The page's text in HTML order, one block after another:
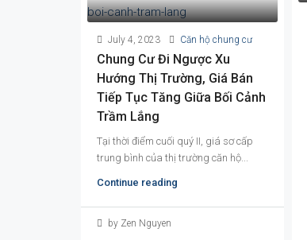
July 4, 2023 Căn hộ chung cư
Chung Cư Đi Ngược Xu
Hướng Thị Trường, Giá Bán
Tiếp Tục Tăng Giữa Bối Cảnh
Trầm Lắng
Tại thời điểm cuối quý II, giá sơ cấp
trung bình của thị trường căn hộ...
Continue reading
by Zen Nguyen